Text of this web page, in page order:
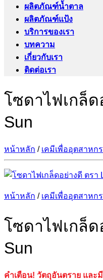
ผลิตภัณฑ์น้ำตาล
ผลิตภัณฑ์แป้ง
บริการของเรา
บทความ
เกี่ยวกับเรา
ติดต่อเรา
โซดาไฟเกล็ด
Sun
หน้าหลัก / เคมีเพื่ออุตสาหก
หน้าหลัก / เคมีเพื่ออุตสาหก
โซดาไฟเกล็ด
Sun
คำเตือน! วัตถุอันตราย และ